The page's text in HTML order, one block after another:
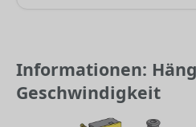
Informationen:
Geschwindigkeit